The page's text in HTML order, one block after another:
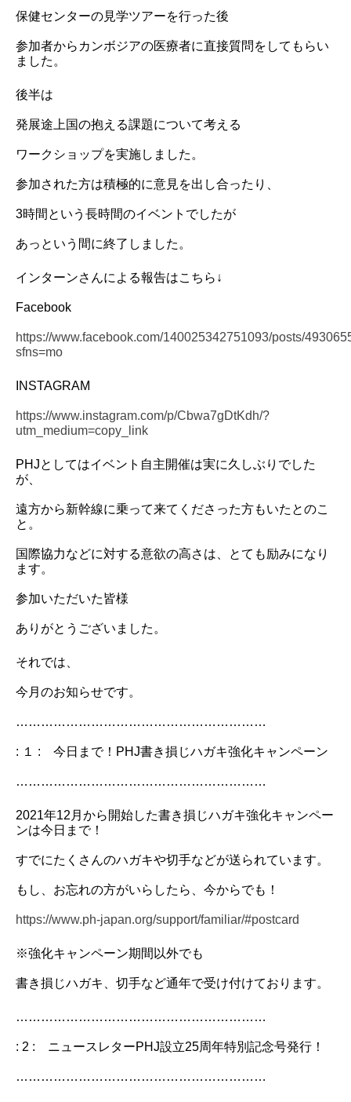
保健センターの見学ツアーを行った後
参加者からカンボジアの医療者に直接質問をしてもらい
ました。
後半は
発展途上国の抱える課題について考える
ワークショップを実施しました。
参加された方は積極的に意見を出し合ったり、
3時間という長時間のイベントでしたが
あっという間に終了しました。
インターンさんによる報告はこちら↓
Facebook
https://www.facebook.com/140025342751093/posts/
sfns=mo
INSTAGRAM
https://www.instagram.com/p/Cbwa7gDtKdh/?
utm_medium=copy_link
PHJとしてはイベント自主開催は実に久しぶりでした
が、
遠方から新幹線に乗って来てくださった方もいたとのこ
と。
国際協力などに対する意欲の高さは、とても励みになり
ます。
参加いただいた皆様
ありがとうございました。
それでは、
今月のお知らせです。
……………………………………………………
: １ : 今日まで！PHJ書き損じハガキ強化キャンペーン
……………………………………………………
2021年12月から開始した書き損じハガキ強化キャンペー
ンは今日まで！
すでにたくさんのハガキや切手などが送られています。
もし、お忘れの方がいらしたら、今からでも！
https://www.ph-japan.org/support/familiar/#postcard
※強化キャンペーン期間以外でも
書き損じハガキ、切手など通年で受け付けております。
……………………………………………………
: 2 : ニュースレターPHJ設立25周年特別記念号発行！
……………………………………………………